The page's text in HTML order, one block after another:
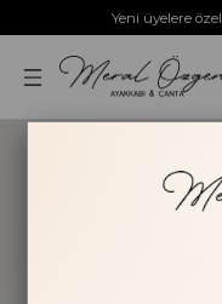
Yeni üyelere özel